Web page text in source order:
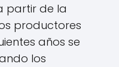
partir de la
productores
años se
los